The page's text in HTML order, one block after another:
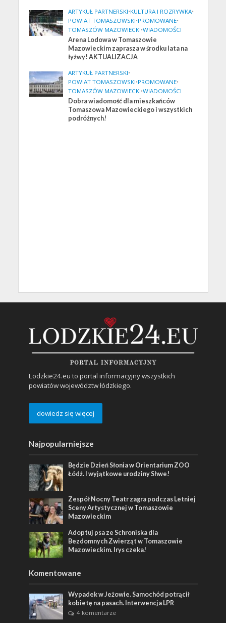
ARTYKUŁ PARTNERSKI•KULTURA I ROZRYWKA•
POWIAT TOMASZOWSKI•PROMOWANE•
TOMASZÓW MAZOWIECKI•WIADOMOŚCI
Arena Lodowa w Tomaszowie
Mazowieckim zaprasza w środku lata na
łyżwy! AKTUALIZACJA
ARTYKUŁ PARTNERSKI•
POWIAT TOMASZOWSKI•PROMOWANE•
TOMASZÓW MAZOWIECKI•WIADOMOŚCI
Dobra wiadomość dla mieszkańców
Tomaszowa Mazowieckiego i wszystkich
podróżnych!
Lodzkie24.eu to portal informacyjny wszystkich
powiatów województw łódzkiego.
dowiedz się więcej
Najpopularniejsze
Będzie Dzień Słonia w Orientarium ZOO
Łódź. I wyjątkowe urodziny Shwe!
Zespół Nocny Teatr zagra podczas Letniej
Sceny Artystycznej w Tomaszowie
Mazowieckim
Adoptuj psa ze Schroniska dla
Bezdomnych Zwierząt w Tomaszowie
Mazowieckim. Irys czeka!
Komentowane
Wypadek w Jeżowie. Samochód potrącił
kobietę na pasach. Interwencja LPR
4 komentarze